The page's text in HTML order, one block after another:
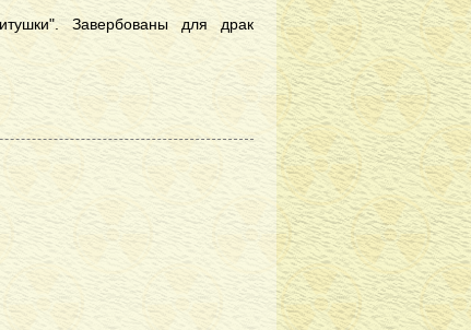
Завербованы для драк